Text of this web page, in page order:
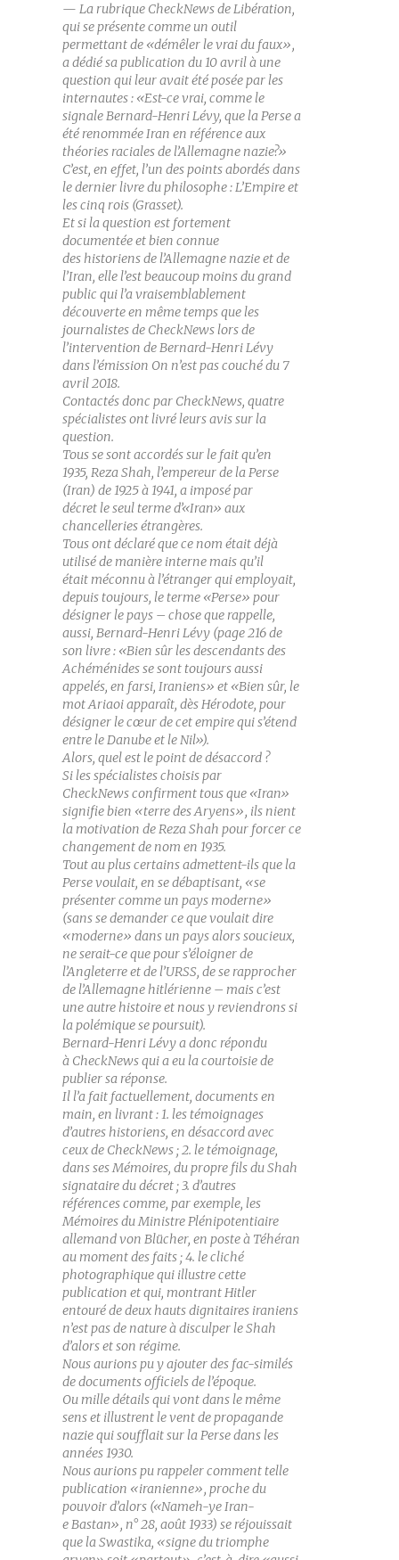
La rubrique CheckNews de Libération,
qui se présente comme un outil
permettant de «démêler le vrai du faux»,
a dédié sa publication du 10 avril à une
question qui leur avait été posée par les
internautes : «Est-ce vrai, comme le
signale Bernard-Henri Lévy, que la Perse a
été renommée Iran en référence aux
théories raciales de l’Allemagne nazie?»
C’est, en effet, l’un des points abordés dans
le dernier livre du philosophe : L’Empire et
les cinq rois (Grasset).
Et si la question est fortement
documentée et bien connue
des historiens de l’Allemagne nazie et de
l’Iran, elle l’est beaucoup moins du grand
public qui l’a vraisemblablement
découverte en même temps que les
journalistes de CheckNews lors de
l’intervention de Bernard-Henri Lévy
dans l’émission On n’est pas couché du 7
avril 2018.
Contactés donc par CheckNews, quatre
spécialistes ont livré leurs avis sur la
question.
Tous se sont accordés sur le fait qu’en
1935, Reza Shah, l’empereur de la Perse
(Iran) de 1925 à 1941, a imposé par
décret le seul terme d’«Iran» aux
chancelleries étrangères.
Tous ont déclaré que ce nom était déjà
utilisé de manière interne mais qu’il
était méconnu à l’étranger qui employait,
depuis toujours, le terme «Perse» pour
désigner le pays – chose que rappelle,
aussi, Bernard-Henri Lévy (page 216 de
son livre : «Bien sûr les descendants des
Achéménides se sont toujours aussi
appelés, en farsi, Iraniens» et «Bien sûr, le
mot Ariaoi apparaît, dès Hérodote, pour
désigner le cœur de cet empire qui s’étend
entre le Danube et le Nil»).
Alors, quel est le point de désaccord ?
Si les spécialistes choisis par
CheckNews confirment tous que «Iran»
signifie bien «terre des Aryens», ils nient
la motivation de Reza Shah pour forcer ce
changement de nom en 1935.
Tout au plus certains admettent-ils que la
Perse voulait, en se débaptisant, «se
présenter comme un pays moderne»
(sans se demander ce que voulait dire
«moderne» dans un pays alors soucieux,
ne serait-ce que pour s’éloigner de
l’Angleterre et de l’URSS, de se rapprocher
de l’Allemagne hitlérienne – mais c’est
une autre histoire et nous y reviendrons si
la polémique se poursuit).
Bernard-Henri Lévy a donc répondu
à CheckNews qui a eu la courtoisie de
publier sa réponse.
Il l’a fait factuellement, documents en
main, en livrant : 1. les témoignages
d’autres historiens, en désaccord avec
ceux de CheckNews ; 2. le témoignage,
dans ses Mémoires, du propre fils du Shah
signataire du décret ; 3. d’autres
références comme, par exemple, les
Mémoires du Ministre Plénipotentiaire
allemand von Blücher, en poste à Téhéran
au moment des faits ; 4. le cliché
photographique qui illustre cette
publication et qui, montrant Hitler
entouré de deux hauts dignitaires iraniens
n’est pas de nature à disculper le Shah
d’alors et son régime.
Nous aurions pu y ajouter des fac-similés
de documents officiels de l’époque.
Ou mille détails qui vont dans le même
sens et illustrent le vent de propagande
nazie qui soufflait sur la Perse dans les
années 1930.
Nous aurions pu rappeler comment telle
publication «iranienne», proche du
pouvoir d’alors («Nameh-ye Iran-
e Bastan», n° 28, août 1933) se réjouissait
que la Swastika, «signe du triomphe